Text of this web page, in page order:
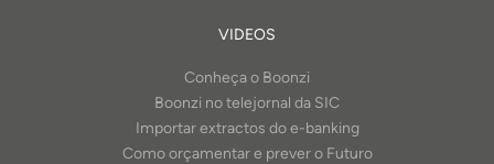
VIDEOS
Conheça o Boonzi
Boonzi no telejornal da SIC
Importar extractos do e-banking
Como orçamentar e prever o Futuro